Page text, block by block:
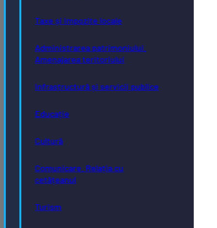
Taxe și impozite locale
Administrarea patrimoniului.
Amenajarea teritoriului
Infrastructură și servicii publice
Educație
Cultură
Comunicare. Relația cu
cetățeanul
Turism